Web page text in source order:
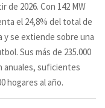
de 2026. Con 142 MW
el 24,8% del total de
y se extiende sobre una
Sus más de 235.000
anuales, suficientes
hogares al año.